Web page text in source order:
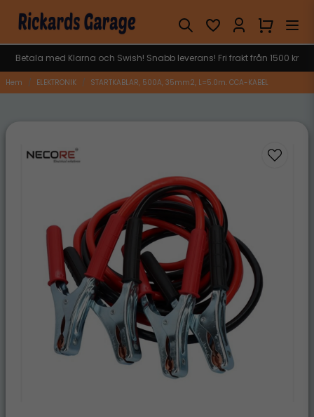
Betala med Klarna och Swish! Snabb leverans! Fri frakt från 1500 kr
Hem ELEKTRONIK STARTKABLAR, 500A, 35mm2, L=5.0m. CCA-KABEL